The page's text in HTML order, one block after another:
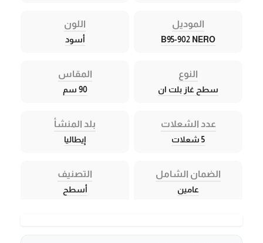
الموديل
B95-902 NERO
اللون
أسود
النوع
سطح غاز بلت ان
المقاس
90 سم
عدد الشعلات
5 شعلات
بلد المنشأ
إيطاليا
الضمان الشامل
عامين
التصنيف
أسطح